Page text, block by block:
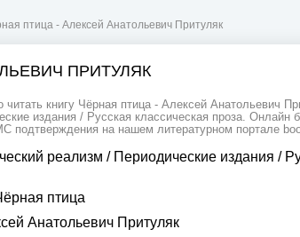
птица - Алексей Анатольевич Притуляк
ПРИТУЛЯК
книгу Чёрная птица - Алексей Анатольевич
издания / Русская классическая проза. Онлайн
подтверждения на нашем литературном портале
реализм / Периодические издания /
птица
Анатольевич Притуляк